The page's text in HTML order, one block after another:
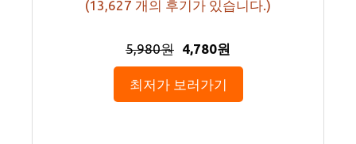
(13,627 개의 후기가 있습니다.)
5,980원 4,780원
최저가 보러가기